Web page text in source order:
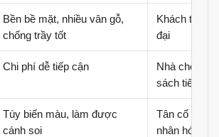
Bền bề mặt, nhiều vân gỗ,
chống trầy tốt
Khách thích
đại
Chi phí dễ tiếp cận
Nhà cho
sách tiết
Tùy biến màu, làm được
cánh soi
Tân cổ nhẹ,
nhân hóa